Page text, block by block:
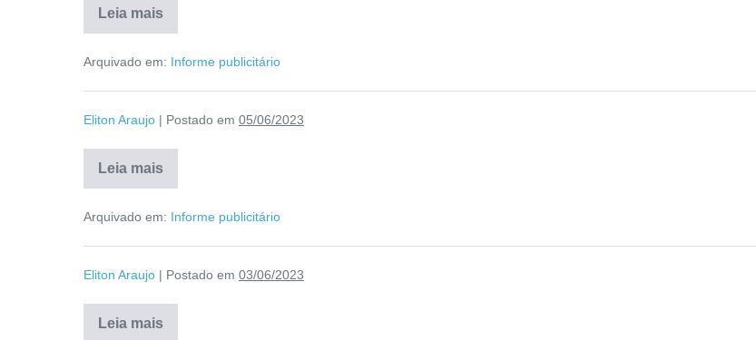
Leia mais
Arquivado em: Informe publicitário
Eliton Araujo | Postado em 05/06/2023
Leia mais
Arquivado em: Informe publicitário
Eliton Araujo | Postado em 03/06/2023
Leia mais